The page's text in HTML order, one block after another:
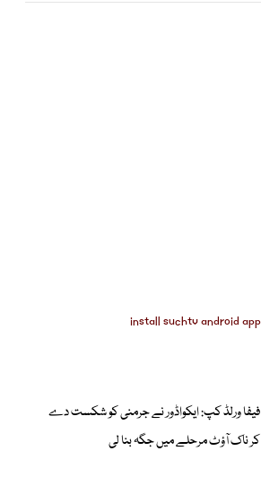
فیفا ورلڈ کپ: ایکواڈور نے جرمنی کو شکست دے
کر ناک آؤٹ مرحلے میں جگہ بنا لی